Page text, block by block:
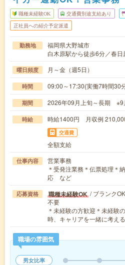
職種未経験OK 交通費別途支給あり
正社員への紹介予定派遣
勤務地
福岡県大野城市
白木原駅から徒歩6分／春
曜日頻度 月～金（週5日）
時間 09:00～17:30(実働7時間
期間 2026年09月上旬～長期 ※9
時給 時給1400円 月収例
交通費
全額支給
仕事内容
営業事務
＊受発注業務＊伝票処理＊
応 など
応募資格 職種未経験OK / ブランク
不要
＊未経験の方歓迎＊未経験
時、キャリアを一緒に考え
職場の雰囲気
男女比率